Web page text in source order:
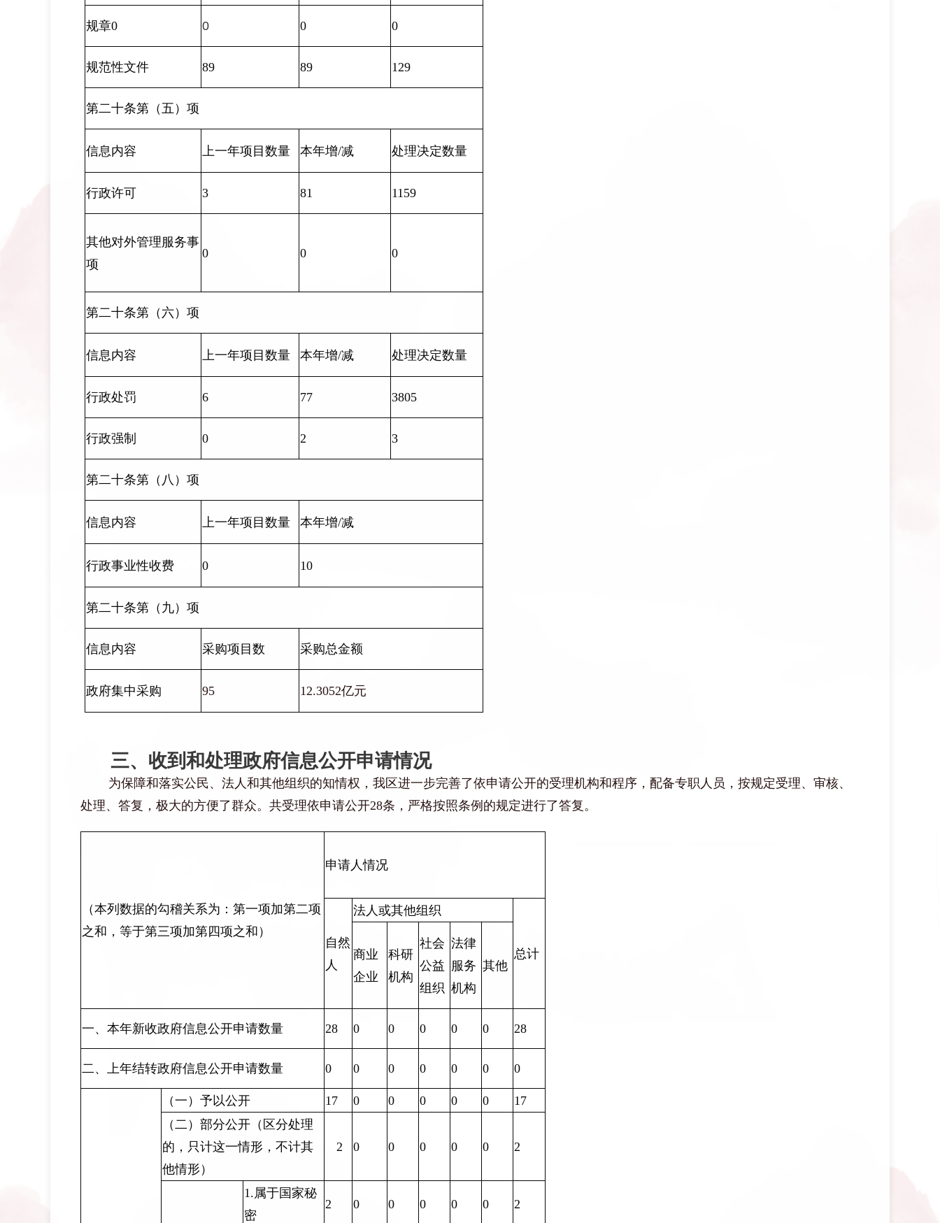
规章0 0 0 0
规范性文件 89 89 129
第二十条第（五）项
信息内容 上一年项目数量 本年增/减 处理决定数量
行政许可 3 81 1159
其他对外管理服务事
项
0 0 0
第二十条第（六）项
信息内容 上一年项目数量 本年增/减 处理决定数量
行政处罚 6 77 3805
行政强制 0 2 3
第二十条第（八）项
信息内容 上一年项目数量 本年增/减
行政事业性收费 0 10
第二十条第（九）项
信息内容 采购项目数 采购总金额
政府集中采购 95 12.3052亿元
三、收到和处理政府信息公开申请情况
为保障和落实公民、法人和其他组织的知情权，我区进一步完善了依申请公开的受理机构和程序，配备专职人员，按规定受理、审核、
处理、答复，极大的方便了群众。共受理依申请公开28条，严格按照条例的规定进行了答复。
（本列数据的勾稽关系为：第一项加第二项
之和，等于第三项加第四项之和）
申请人情况
自然
人
法人或其他组织
总计
商业
企业
科研
机构
社会
公益
组织
法律
服务
机构
其他
一、本年新收政府信息公开申请数量 28 0 0 0 0 0 28
二、上年结转政府信息公开申请数量 0 0 0 0 0 0 0
（一）予以公开 17 0 0 0 0 0
17
（二）部分公开（区分处理
的，只计这一情形，不计其
他情形）
2 0 0 0 0 0 2
1.属于国家秘
密
2 0 0 0 0 0 2